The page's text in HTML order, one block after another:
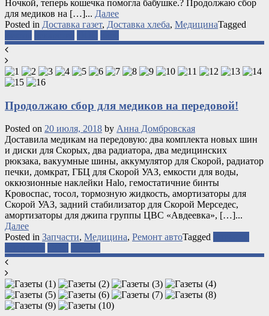
Ночкой, теперь кошечка помогла бабушке.? Продолжаю сбор
для медиков на […]... Далее
Posted in Доставка газет, Доставка хлеба, МедицинаTagged
Продолжаю сбор для медиков на передовой!
Posted on 20 июля, 2018 by Анна Домбровская
Доставила медикам на передовую: два комплекта новых шин
и диски для Скорых, два радиатора, два медицинских
рюкзака, вакуумные шины, аккумулятор для Скорой, радиатор
печки, домкрат, ГБЦ для Скорой УАЗ, емкости для воды,
оккюзионные наклейки Halo, гемостатичние бинты
Кровоспас, тосол, тормозную жидкость, амортизаторы для
Скорой УАЗ, задний стабилизатор для Скорой Мерседес,
амортизаторы для джипа группы ЦВС «Авдеевка», […]...
Далее
Posted in Запчасти, Медицина, Ремонт автоTagged